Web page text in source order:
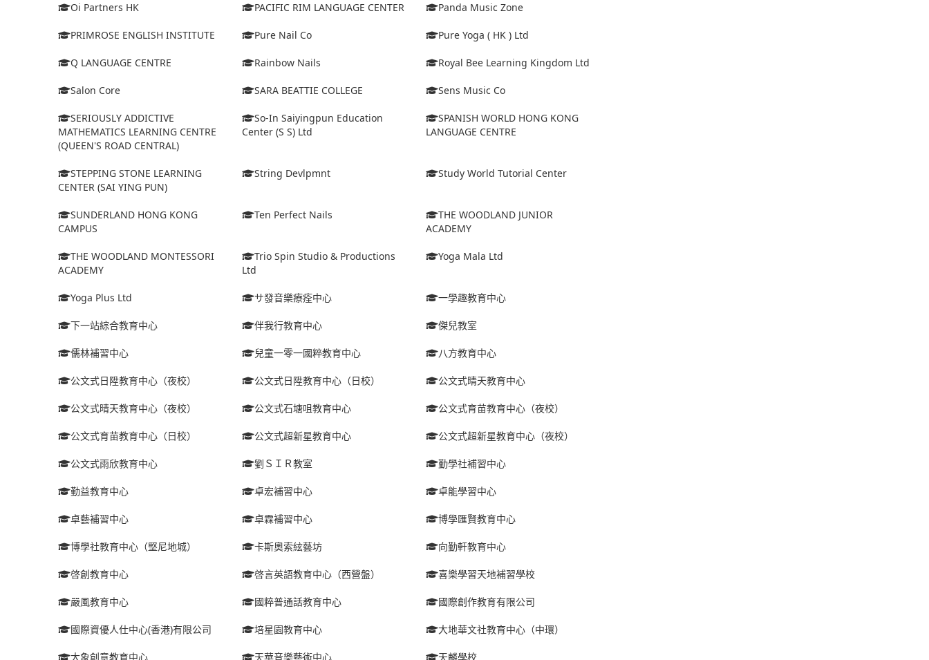
Oi Partners HK PACIFIC RIM LANGUAGE CENTER Panda Music Zone
PRIMROSE ENGLISH INSTITUTE Pure Nail Co Pure Yoga ( HK ) Ltd
Q LANGUAGE CENTRE Rainbow Nails Royal Bee Learning Kingdom Ltd
Salon Core SARA BEATTIE COLLEGE Sens Music Co
SERIOUSLY ADDICTIVE
MATHEMATICS LEARNING CENTRE
(QUEEN'S ROAD CENTRAL)
So-In Saiyingpun Education
Center (S S) Ltd
SPANISH WORLD HONG KONG
LANGUAGE CENTRE
STEPPING STONE LEARNING
CENTER (SAI YING PUN)
String Devlpmnt Study World Tutorial Center
SUNDERLAND HONG KONG
CAMPUS
Ten Perfect Nails
THE WOODLAND JUNIOR
ACADEMY
THE WOODLAND MONTESSORI
ACADEMY
Trio Spin Studio & Productions
Ltd
Yoga Mala Ltd
Yoga Plus Ltd サ發音樂療痊中心 一學趣教育中心
下一站綜合教育中心 伴我行教育中心 傑兒教室
儒林補習中心 兒童一零一國粹教育中心 八方教育中心
公文式日陞教育中心（夜校） 公文式日陞教育中心（日校） 公文式晴天教育中心
公文式晴天教育中心（夜校） 公文式石塘咀教育中心 公文式育苗教育中心（夜校）
公文式育苗教育中心（日校） 公文式超新星教育中心 公文式超新星教育中心（夜校）
公文式雨欣教育中心 劉ＳＩＲ教室 勤學社補習中心
勤益教育中心 卓宏補習中心 卓能學習中心
卓藝補習中心 卓霖補習中心 博學匯賢教育中心
博學社教育中心（堅尼地城） 卡斯奧索絃藝坊 向勤軒教育中心
啓創教育中心 啓言英語教育中心（西營盤） 喜樂學習天地補習學校
嚴風教育中心 國粹普通話教育中心 國際創作教育有限公司
國際資優人仕中心(香港)有限公司 培星園教育中心 大地華文社教育中心（中環）
大象創意教育中心 天華音樂藝術中心 天麟學校